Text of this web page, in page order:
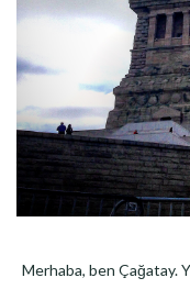
Merhaba, ben Çağatay.